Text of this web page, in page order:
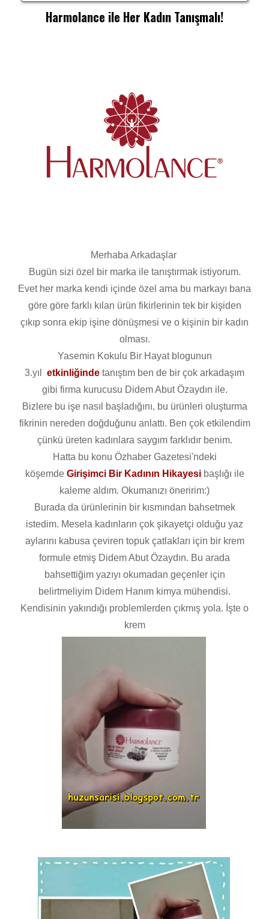
Harmolance ile Her Kadın Tanışmalı!
Merhaba Arkadaşlar
Bugün sizi özel bir marka ile tanıştırmak istiyorum.
Evet her marka kendi içinde özel ama bu markayı bana
göre göre farklı kılan ürün fikirlerinin tek bir kişiden
çıkıp sonra ekip işine dönüşmesi ve o kişinin bir kadın
olması.
Yasemin Kokulu Bir Hayat blogunun
3.yıl
etkinliğinde tanıştım ben de bir çok arkadaşım
gibi firma kurucusu Didem Abut Özaydın ile.
Bizlere bu işe nasıl başladığını, bu ürünleri oluşturma
fikrinin nereden doğduğunu anlattı. Ben çok etkilendim
çünkü üreten kadınlara saygım farklıdır benim.
Hatta bu konu Özhaber Gazetesi'ndeki
köşemde Girişimci Bir Kadının Hikayesibaşlığı ile
kaleme aldım. Okumanızı öneririm:)
Burada da ürünlerinin bir kısmından bahsetmek
istedim. Mesela kadınların çok şikayetçi olduğu yaz
aylarını kabusa çeviren topuk çatlakları için bir krem
formule etmiş Didem Abut Özaydın. Bu arada
bahsettiğim yazıyı okumadan geçenler için
belirtmeliyim Didem Hanım kimya mühendisi.
Kendisinin yakındığı problemlerden çıkmış yola. İşte o
krem